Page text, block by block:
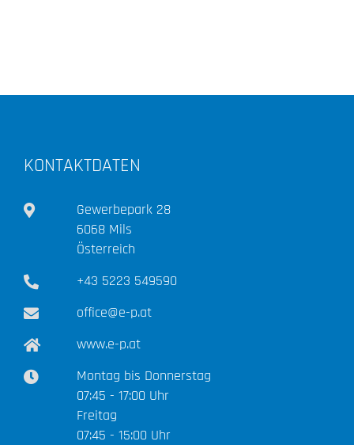
KONTAKTDATEN
Gewerbepark 28
6068 Mils
Österreich
+43 5223 549590
office@e-p.at
www.e-p.at
Montag bis Donnerstag
07:45 - 17:00 Uhr
Freitag
07:45 - 15:00 Uhr